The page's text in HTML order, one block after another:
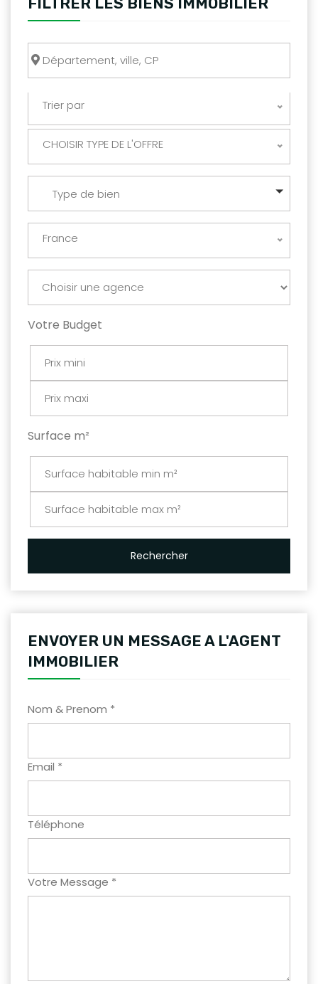
Trier par
CHOISIR TYPE DE L'OFFRE
Type de bien
France
Votre Budget
Surface m²
Rechercher
ENVOYER UN MESSAGE A L'AGENT
IMMOBILIER
Nom & Prenom *
Email *
Téléphone
Votre Message *